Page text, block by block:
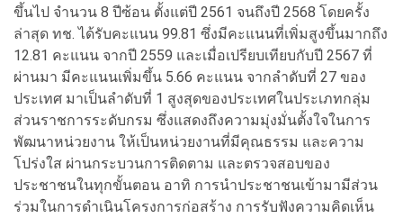
ขึ้นไป จำนวน 8 ปีซ้อน ตั้งแต่ปี 2561 จนถึงปี 2568 โดยครั้ง
ล่าสุด ทช. ได้รับคะแนน 99.81 ซึ่งมีคะแนนที่เพิ่มสูงขึ้นมากถึง
12.81 คะแนน จากปี 2559 และเมื่อเปรียบเทียบกับปี 2567 ที่
ผ่านมา มีคะแนนเพิ่มขึ้น 5.66 คะแนน จากลำดับที่ 27 ของ
ประเทศ มาเป็นลำดับที่ 1 สูงสุดของประเทศในประเภทกลุ่ม
ส่วนราชการระดับกรม ซึ่งแสดงถึงความมุ่งมั่นตั้งใจในการ
พัฒนาหน่วยงาน ให้เป็นหน่วยงานที่มีคุณธรรม และความ
โปร่งใส ผ่านกระบวนการติดตาม และตรวจสอบของ
ประชาชนในทุกขั้นตอน อาทิ การนำประชาชนเข้ามามีส่วน
ร่วมในการดำเนินโครงการก่อสร้าง การรับฟังความคิดเห็น